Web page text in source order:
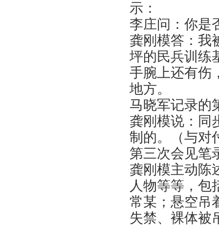
示：
李庄问：你是
龚刚模答：我
坪的民兵训练
手腕上还有伤
地方。
马晓军记录的
龚刚模说：同
制的。（与对
第三次会见笔
龚刚模主动陈
人物等等，包
常某；悬空吊
失禁、裸体被